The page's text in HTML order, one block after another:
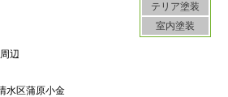
テリア塗装
室内塗装
辺
水区蒲原小金